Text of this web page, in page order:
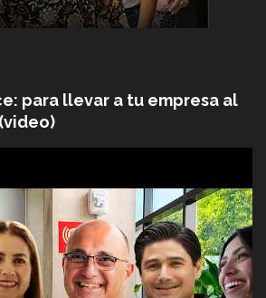
para llevar a tu empresa al